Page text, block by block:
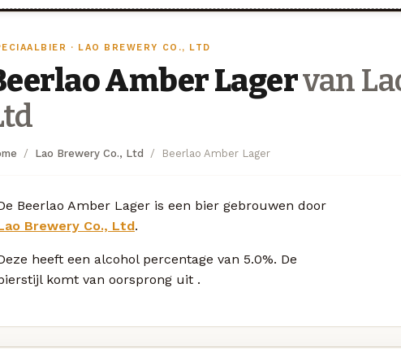
· LAO BREWERY CO., LTD
Amber Lagervan
Lao Brewery Co., Ltd Beerlao Amber Lager
Beerlao Amber Lager is een bier gebrouwen door
Brewery Co., Ltd.
heeft een alcohol percentage van 5.0%. De
komt van oorsprong uit .